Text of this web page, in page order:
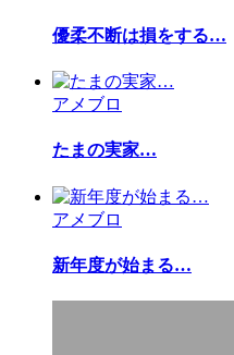
優柔不断は損をする…
アメブロ
たまの実家…
アメブロ
新年度が始まる…